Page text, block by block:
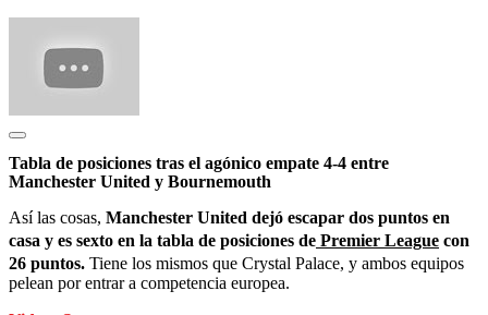
Tabla de posiciones tras el agónico empate 4-4 entre
Manchester United y Bournemouth
Así las cosas, Manchester United dejó escapar dos puntos en
casa y es sexto en la tabla de posiciones de Premier League con
26 puntos. Tiene los mismos que Crystal Palace, y ambos equipos
pelean por entrar a competencia europea.